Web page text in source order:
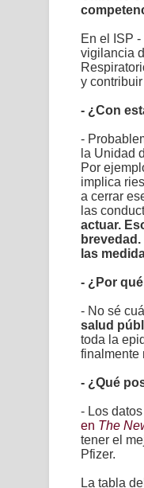
En el ISP
vigilancia
y
- ¿Con
-
la Unidad
Por
implica
a cerrar
las
actuar.
las
- ¿Por
- No sé
salud
toda la
finalmente
- ¿Qué
- Los
en The
tener el
Pfizer.
La tabla